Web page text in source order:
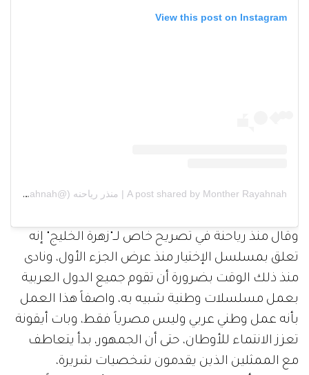
View this post on Instagram
A post shared by Monther Rayahnah | منذر رياحنه (@montherrayahnah)
وقال منذ رياحنة في تصريح خاص لــ"زهرة الخليج" إنه
تعلق بمسلسل الإختيار منذ عرض الجزء الأول، ونادى
منذ ذلك الوقت بضرورة أن تقوم جميع الدول العربية
بعمل مسلسلات وطنية شبيه به، واصفاً هذا العمل
بأنه عمل وطني عربي وليس مصرياً فقط، وبات أيقونة
تعزز الانتماء للأوطان، حتى أن الجمهور، بدأ يتعاطف
مع الممثلين الذين يقدمون شخصيات شريرة،